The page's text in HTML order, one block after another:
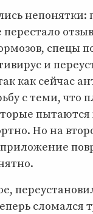
спецы
и
как сейчас
с теми, что
пытаются
Но на
сломался